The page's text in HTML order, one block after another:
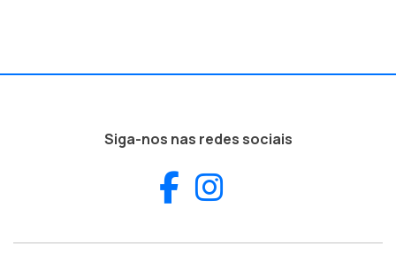
Siga-nos nas redes sociais
Facebook